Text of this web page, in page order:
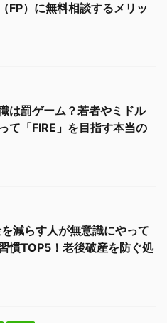
FP）に無料相談するメリッ
は罰ゲーム？若者やミドル
て「FIRE」を目指す本当の
減らす人が無意識にやって
慣TOP5！老後破産を防ぐ処